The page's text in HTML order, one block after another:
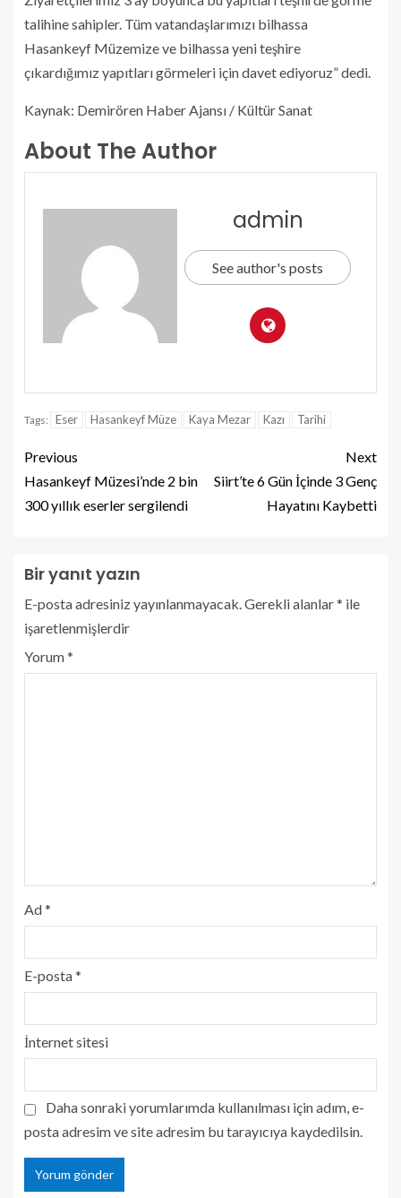
talihine sahipler. Tüm vatandaşlarımızı bilhassa
Hasankeyf Müzemize ve bilhassa yeni teşhire
çıkardığımız yapıtları görmeleri için davet ediyoruz” dedi.
Kaynak: Demirören Haber Ajansı / Kültür Sanat
About The Author
admin
See author's posts
Tags: Eser Hasankeyf Müze Kaya Mezar Kazı Tarihi
Previous
Hasankeyf Müzesi’nde 2 bin
300 yıllık eserler sergilendi
Next
Siirt’te 6 Gün İçinde 3 Genç
Hayatını Kaybetti
Bir yanıt yazın
E-posta adresiniz yayınlanmayacak.Gerekli alanlar* ile
işaretlenmişlerdir
Yorum*
Ad*
E-posta*
İnternet sitesi
Daha sonraki yorumlarımda kullanılması için adım, e-
posta adresim ve site adresim bu tarayıcıya kaydedilsin.